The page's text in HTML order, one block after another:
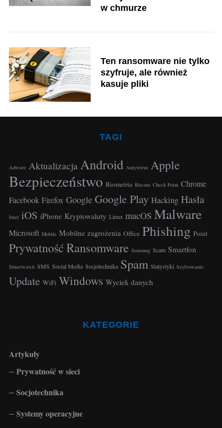
r
w chmurze
Ten ransomware nie tylko
szyfruje, ale również
kasuje pliki
TAGI
Adware Aktualizacja Android Antywirus Apple
Bezpieczeństwo Biometria Bitcoin Check Point Chrome
Facebook Firefox Google Google Play Hacking Hasła
Intel iOS iPhone Kryptowaluty Linux macOS Malware
Microsoft Mobile Mobilne zagrożenia Office Phishing Point
PrywatnośćRansomware Samsung Scam Smartfon
Smartwatch SMS Social Media Socjotechnika Spam Statystyki Szyfrowanie
Update WiFi Windows Wyciek danych
KATEGORIE
Artykuły
Prywatność w sieci
Socjotechnika
Systemy operacyjne
S
a
r
h
f
r
: